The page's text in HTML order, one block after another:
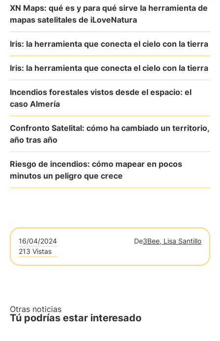
XN Maps: qué es y para qué sirve la herramienta de
mapas satelitales de iLoveNatura
Iris: la herramienta que conecta el cielo con la tierra
Iris: la herramienta que conecta el cielo con la tierra
Incendios forestales vistos desde el espacio: el
caso Almería
Confronto Satelital: cómo ha cambiado un territorio,
año tras año
Riesgo de incendios: cómo mapear en pocos
minutos un peligro que crece
16/04/2024 De3Bee, Lisa Santillo
213 Vistas
Otras noticias
Tú podrías estar interesado